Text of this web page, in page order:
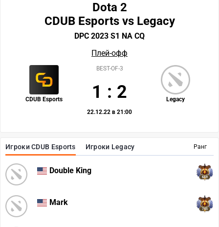
Ранг
Игроки CDUB Esports Игроки Legacy
Double King
669
Mark
745
Dota 2
CDUB Esports vs Legacy
DPC 2023 S1 NA CQ
Плей-офф
CDUB Esports Legacy
BEST-OF-3
1 : 2
22.12.22 в 21:00